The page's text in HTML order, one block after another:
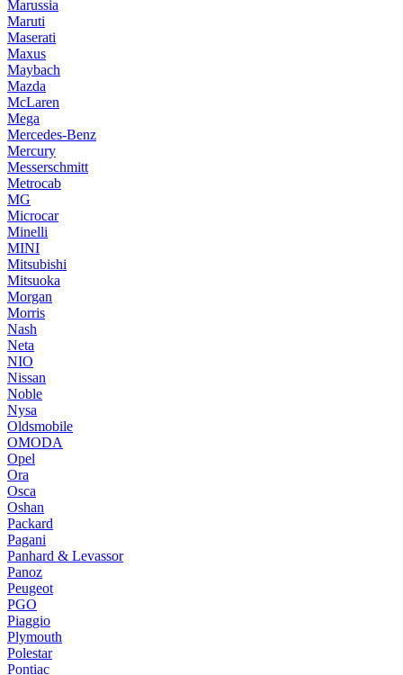
Marussia
Maruti
Maserati
Maxus
Maybach
Mazda
McLaren
Mega
Mercedes-Benz
Mercury
Messerschmitt
Metrocab
MG
Microcar
Minelli
MINI
Mitsubishi
Mitsuoka
Morgan
Morris
Nash
Neta
NIO
Nissan
Noble
Nysa
Oldsmobile
OMODA
Opel
Ora
Osca
Oshan
Packard
Pagani
Panhard & Levassor
Panoz
Peugeot
PGO
Piaggio
Plymouth
Polestar
Pontiac